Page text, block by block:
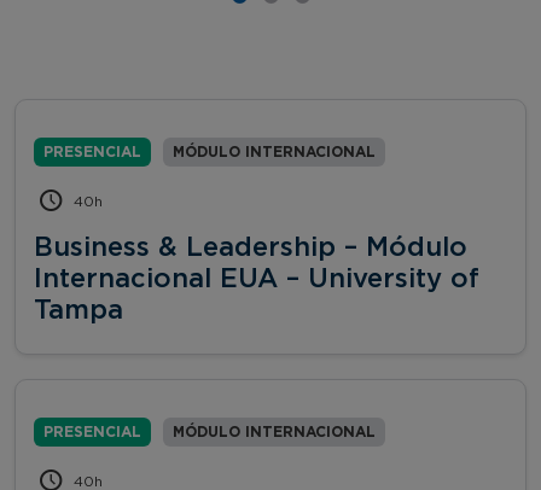
PRESENCIAL MÓDULO INTERNACIONAL
40h
Business & Leadership – Módulo
Internacional EUA – University of
Tampa
PRESENCIAL MÓDULO INTERNACIONAL
40h